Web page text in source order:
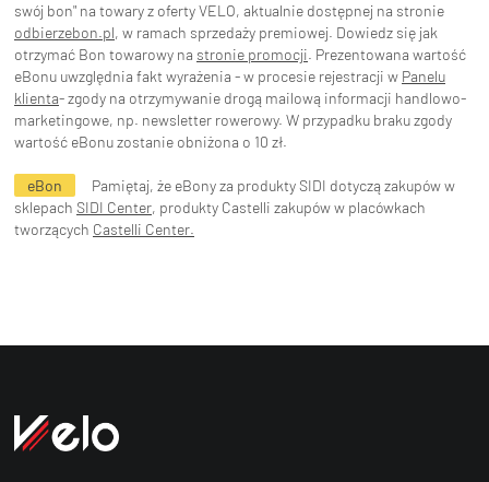
swój bon" na towary z oferty VELO, aktualnie dostępnej na stronie
odbierzebon.pl, w ramach sprzedaży premiowej. Dowiedz się jak
otrzymać Bon towarowy na stronie promocji. Prezentowana wartość
eBonu uwzględnia fakt wyrażenia - w procesie rejestracji w Panelu
klienta- zgody na otrzymywanie drogą mailową informacji handlowo-
marketingowe, np. newsletter rowerowy. W przypadku braku zgody
wartość eBonu zostanie obniżona o 10 zł.
eBon
Pamiętaj, że eBony za produkty SIDI dotyczą zakupów w
sklepach SIDI Center, produkty Castelli zakupów w placówkach
tworzących Castelli Center.